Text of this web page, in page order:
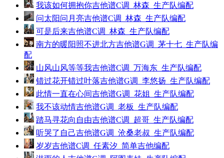
我该如何拥抱你吉他谱C调_林森_生产队编配
问太阳问月亮吉他谱C调_林森_生产队编配
可是后来吉他谱C调_林森_生产队编配
南方的暖阳照不进北方吉他谱G调_茅十七_生产队编
配
山风山风等等我吉他谱C调_万海东_生产队编配
错过花开错过叶落吉他谱G调_李悠扬_生产队编配
此情一直在心间吉他谱G调_花姐_生产队编配
我不该动情吉他谱G调_老板_生产队编配
踏马寻花向自由吉他谱C调_超哥_生产队编配
听哭了自己吉他谱G调_沧桑老叔_生产队编配
岁岁吉他谱C调_任素汐_简单吉他编配